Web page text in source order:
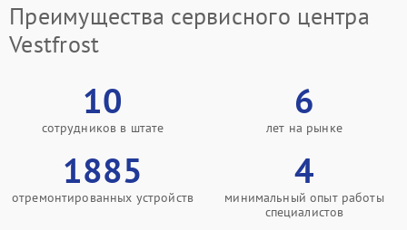
Преимущества сервисного центра
Vestfrost
10
сотрудников в штате
6
лет на рынке
1885
отремонтированных устройств
4
минимальный опыт работы
специалистов